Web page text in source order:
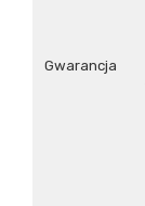
Gwarancja